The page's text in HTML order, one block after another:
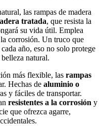
las rampas de madera
tratada, que resista la
su vida útil. Emplea
corrosión. Un truco que
año, eso no solo protege
natural.
más flexible, las rampas
Hechas de aluminio o
y fáciles de transportar.
resistentes a la corrosión y
que ofrezca agarre,